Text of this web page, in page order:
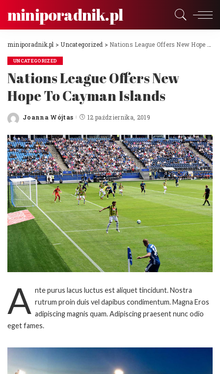
miniporadnik.pl
miniporadnik.pl > Uncategorized > Nations League Offers New Hope To Cayman Islands
UNCATEGORIZED
Nations League Offers New
Hope To Cayman Islands
Posted
Joanna Wójtas 12 października, 2019
A nte purus lacus luctus est aliquet tincidunt. Nostra
rutrum proin duis vel dapibus condimentum. Magna Eros
adipiscing magnis quam. Adipiscing praesent nunc odio
eget fames.